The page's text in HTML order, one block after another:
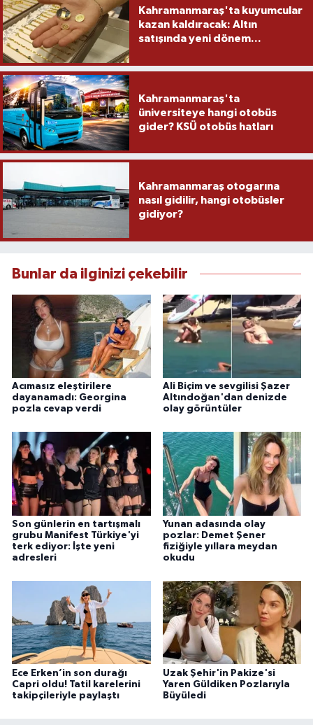
Kahramanmaraş'ta kuyumcular
kazan kaldıracak: Altın
satışında yeni dönem...
Kahramanmaraş'ta
üniversiteye hangi otobüs
gider? KSÜ otobüs hatları
Kahramanmaraş otogarına
nasıl gidilir, hangi otobüsler
gidiyor?
Bunlar da ilginizi çekebilir
Acımasız eleştirilere
dayanamadı: Georgina
pozla cevap verdi
Ali Biçim ve sevgilisi Şazer
Altındoğan'dan denizde
olay görüntüler
Son günlerin en tartışmalı
grubu Manifest Türkiye'yi
terk ediyor: İşte yeni
adresleri
Yunan adasında olay
pozlar: Demet Şener
fiziğiyle yıllara meydan
okudu
Ece Erken’in son durağı
Capri oldu! Tatil karelerini
takipçileriyle paylaştı
Uzak Şehir'in Pakize'si
Yaren Güldiken Pozlarıyla
Büyüledi